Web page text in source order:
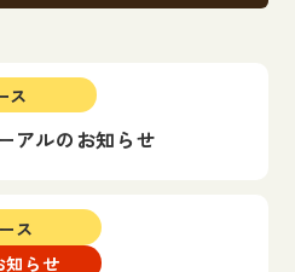
ス
アルのお知らせ
ス
知らせ